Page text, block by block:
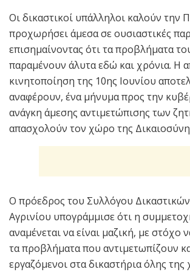
Οι δικαστικοί υπάλληλοι καλούν την
προχωρήσει άμεσα σε ουσιαστικές
επισημαίνοντας ότι τα προβλήματα
παραμένουν άλυτα εδώ και χρόνια. Η
κινητοποίηση της 10ης Ιουνίου
αναφέρουν, ένα μήνυμα προς την
ανάγκη άμεσης αντιμετώπισης των
απασχολούν τον χώρο της
Ο πρόεδρος του Συλλόγου
Αγρινίου υπογράμμισε ότι η
αναμένεται να είναι μαζική, με στόχο
τα προβλήματα που αντιμετωπίζουν
εργαζόμενοι στα δικαστήρια όλης της